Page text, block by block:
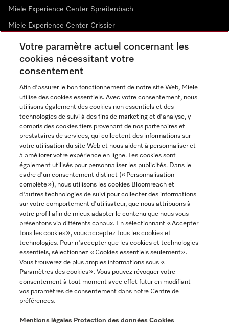
Miele Experience Center Spreitenbach
Miele Experience Center Crissier
Newsletter
Langue
FRANÇAIS
Mentions légales
CGV
Protection des données
Miele sur Youtube
Votre paramètre actuel concernant les
cookies nécessitant votre
consentement
Afin d'assurer le bon fonctionnement de notre site Web, Miele
utilise des cookies essentiels. Avec votre consentement, nous
utilisons également des cookies non essentiels et des
technologies de suivi à des fins de marketing et d'analyse, y
compris des cookies tiers provenant de nos partenaires et
prestataires de services, qui collectent des informations sur
votre utilisation du site Web et nous aident à personnaliser et
à améliorer votre expérience en ligne. Les cookies sont
également utilisés pour personnaliser les publicités. Dans le
cadre d'un consentement distinct (« Personnalisation
complète »), nous utilisons les cookies Bloomreach et
d'autres technologies de suivi pour collecter des informations
sur votre comportement d'utilisateur, que nous attribuons à
votre profil afin de mieux adapter le contenu que nous vous
présentons via différents canaux. En sélectionnant « Accepter
tous les cookies », vous acceptez tous les cookies et
technologies. Pour n'accepter que les cookies et technologies
essentiels, sélectionnez « Cookies essentiels seulement».
Vous trouverez de plus amples informations sous «
Paramètres des cookies ». Vous pouvez révoquer votre
consentement à tout moment avec effet futur en modifiant
vos paramètres de consentement dans notre Centre de
préférences.
Mentions légales Protection des données Cookies